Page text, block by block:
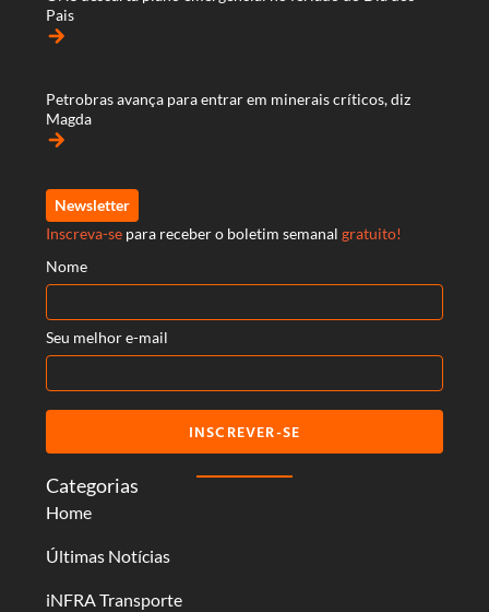
Categorias
Home
Últimas Notícias
iNFRA Transporte
Pais
arrow_forward
Petrobras avança para entrar em minerais críticos, diz
Magda
arrow_forward
Newsletter
Inscreva-se para receber o boletim semanal gratuito!
Nome
Seu melhor e-mail
INSCREVER-SE